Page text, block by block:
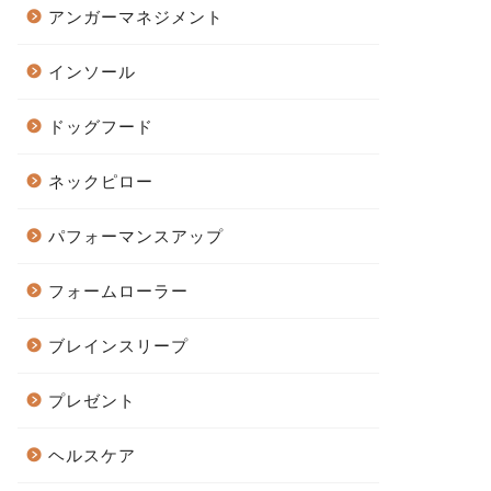
アンガーマネジメント
インソール
ドッグフード
ネックピロー
パフォーマンスアップ
フォームローラー
ブレインスリープ
プレゼント
ヘルスケア